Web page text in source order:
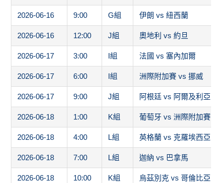
2026-06-16 9:00 G組 伊朗 vs 紐西蘭
2026-06-16 12:00 J組 奧地利 vs 約旦
2026-06-17 3:00 I組 法國 vs 塞內加爾
2026-06-17 6:00 I組 洲際附加賽 vs 挪威
2026-06-17 9:00 J組 阿根廷 vs 阿爾及利亞
2026-06-18 1:00 K組 葡萄牙 vs 洲際附加賽1
2026-06-18 4:00 L組 英格蘭 vs 克羅埃西亞
2026-06-18 7:00 L組 迦納 vs 巴拿馬
2026-06-18 10:00 K組 烏茲別克 vs 哥倫比亞